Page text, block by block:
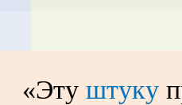
«Эту штуку